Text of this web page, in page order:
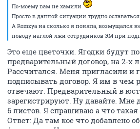
По-моему вам не хамили
Просто в данной ситуации трудно
А Romzya на сколько я поняла, возмущался
поводу наглой лжи сотрудников ЭМ при
Это еще цветочки. Ягодки будут
предварительный договор, на 2-х
Рассчитался. Меня пригласили и
подписывать договор. Я им в чем
отвечают. Предварительный в
зарегистрируют. Ну давайте.
6 листов. Я спрашиваю а что такая
Ответ: Да там кое что добавлено